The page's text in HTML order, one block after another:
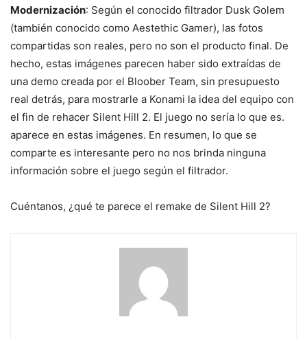
Modernización: Según el conocido filtrador Dusk Golem
(también conocido como Aestethic Gamer), las fotos
compartidas son reales, pero no son el producto final. De
hecho, estas imágenes parecen haber sido extraídas de
una demo creada por el Bloober Team, sin presupuesto
real detrás, para mostrarle a Konami la idea del equipo con
el fin de rehacer Silent Hill 2. El juego no sería lo que es.
aparece en estas imágenes. En resumen, lo que se
comparte es interesante pero no nos brinda ninguna
información sobre el juego según el filtrador.
Cuéntanos, ¿qué te parece el remake de Silent Hill 2?